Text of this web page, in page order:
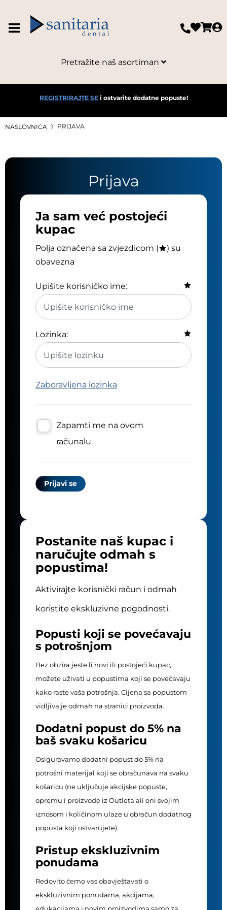
Pretražite naš asortiman
REGISTRIRAJTE SEi ostvarite dodatne popuste!
NASLOVNICA PRIJAVA
Prijava
Ja sam već postojeći
kupac
Polja označena sa zvjezdicom (
) su
obavezna
Upišite korisničko ime:
Lozinka:
Zaboravljena lozinka
Zapamti me na ovom
računalu
Postanite naš kupac i
naručujte odmah s
popustima!
Aktivirajte korisnički račun i odmah
koristite ekskluzivne pogodnosti.
Popusti koji se povećavaju
s potrošnjom
Bez obzira jeste li novi ili postojeći kupac,
možete uživati u popustima koji se povećavaju
kako raste vaša potrošnja. Cijena sa popustom
vidljiva je odmah na stranici proizvoda.
Dodatni popust do 5% na
baš svaku košaricu
Osiguravamo dodatni popust do 5% na
potrošni materijal koji se obračunava na svaku
košaricu (ne uključuje akcijske popuste,
opremu i proizvode iz Outleta ali oni svojim
iznosom i količinom ulaze u obračun dodatnog
popusta koji ostvarujete).
Pristup ekskluzivnim
ponudama
Redovito ćemo vas obavještavati o
ekskluzivnim ponudama, akcijama,